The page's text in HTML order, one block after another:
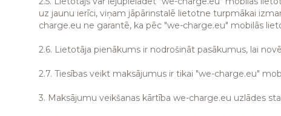
uz jaunu ierīci, viņam jāpārinstalē lietotne turpmākai
charge.eu ne garantē, ka pēc "we-charge.eu" mobilās
2.6. Lietotāja pienākums ir nodrošināt pasākumus, lai
2.7. Tiesības veikt maksājumus ir tikai "we-charge.eu"
3. Maksājumu veikšanas kārtība we-charge.eu uzlādes